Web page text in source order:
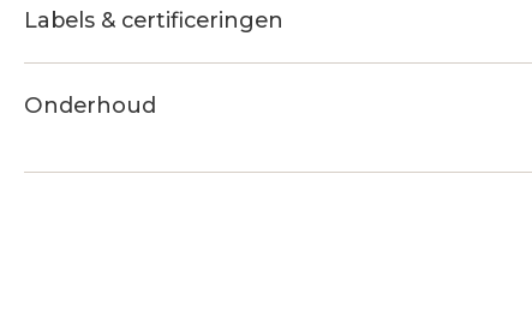
Labels & certificeringen
Onderhoud